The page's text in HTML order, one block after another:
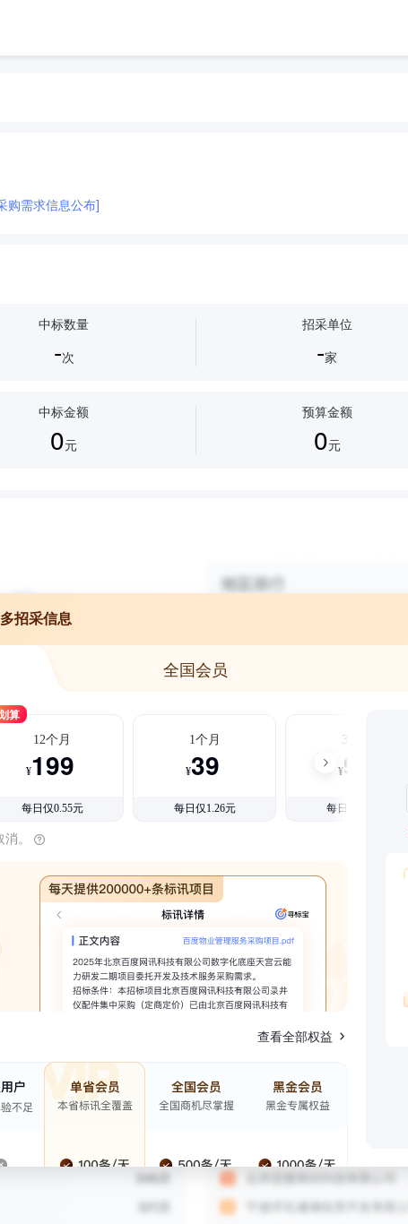
购需求信息公布]
中标数量
-次
招采单位
-家
中标金额
0元
预算金额
0元
招采信息
全国会员
算
12个月
¥199
每日仅0.55元
1个月
¥39
每日仅1.26元
3个月
¥99
每日仅1.08元
。
查看全部权益